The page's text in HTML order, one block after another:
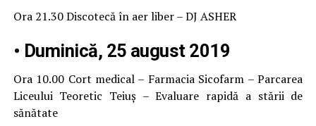
Ora 21.30 Discotecă în aer liber – DJ ASHER
• Duminică, 25 august 2019
Ora 10.00 Cort medical – Farmacia Sicofarm – Parcarea
Liceului Teoretic Teiuș – Evaluare rapidă a stării de
sănătate